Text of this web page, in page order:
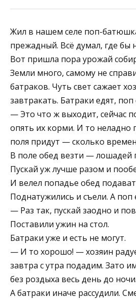
Жил в нашем селе поп-
прежадный. Всё думал, где бы
Вот пришла пора урожай
Земли много, самому не
батраков. Чуть свет сажает
завтракать. Батраки едят,
— Это что ж выходит, сейчас
опять их корми. И то неладно
поля придут — сколько
В поле обед везти — лошадей
Пускай уж лучше разом и
И велел попадье обед
Поднатужились и съели. А
— Раз так, пускай заодно и
Поставили ужин на стол.
Батраки уже и есть не могут.
— И то хорошо! — хозяин
завтра с утра подадим. Зато
без роздыха весь день до ночи.
А батраки иначе рассудили.